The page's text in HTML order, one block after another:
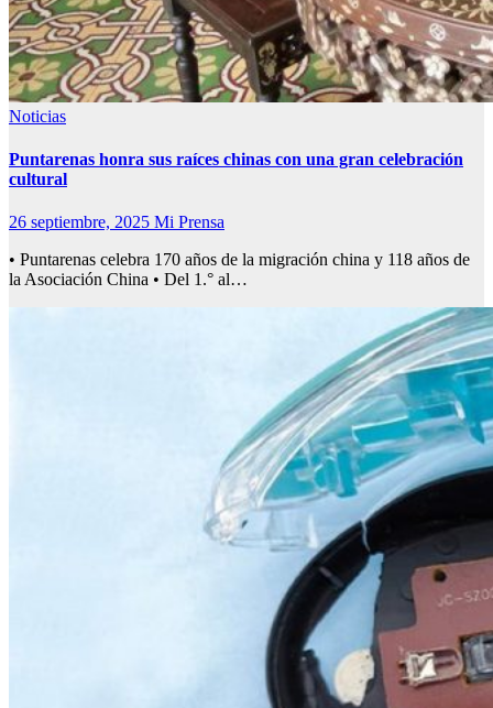
Noticias
Puntarenas honra sus raíces chinas con una gran celebración
cultural
26 septiembre, 2025 Mi Prensa
• Puntarenas celebra 170 años de la migración china y 118 años de
la Asociación China • Del 1.° al…